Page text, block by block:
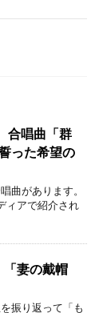
合唱曲「群
った希望の
曲があります。
ィアで紹介され
妻の戴帽
振り返って「も